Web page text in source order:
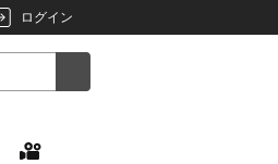
ログイン